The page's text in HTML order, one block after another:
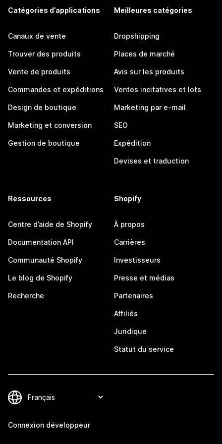
Catégories d’applications
Canaux de vente
Trouver des produits
Vente de produits
Commandes et expéditions
Design de boutique
Marketing et conversion
Gestion de boutique
Meilleures catégories
Dropshipping
Places de marché
Avis sur les produits
Ventes incitatives et lots
Marketing par e-mail
SEO
Expédition
Devises et traduction
Ressources
Centre d’aide de Shopify
Documentation API
Communauté Shopify
Le blog de Shopify
Recherche
Shopify
À propos
Carrières
Investisseurs
Presse et médias
Partenaires
Affiliés
Juridique
Statut du service
Connexion développeur